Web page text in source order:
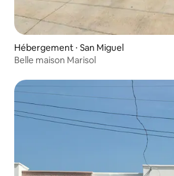
Hébergement ⋅ San Miguel
Belle maison Marisol